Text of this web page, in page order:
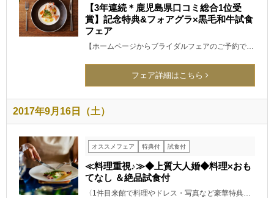
【3年連続＊鹿児島県口コミ総合1位受
賞】記念特典&フォアグラ×黒毛和牛試食
フェア
【ホームページからブライダルフェアのご予約で…
フェア詳細はこちら
2017年9月16日（土）
オススメフェア 特典付 試食付
≪料理重視♪≫◆上質大人婚◆料理×おも
てなし ＆絶品試食付
〈1件目来館で料理やドレス・写真など豪華特典…